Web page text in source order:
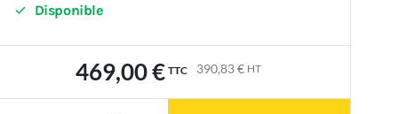
 Disponible
469,00 € TTC 390,83 € HT